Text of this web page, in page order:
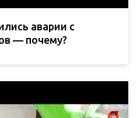
аварии с
— почему?